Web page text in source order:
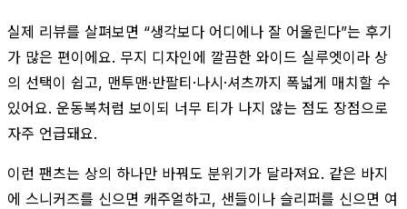
실제 리뷰를 살펴보면 “생각보다 어디에나 잘 어울린다”는 후기
가 많은 편이에요. 무지 디자인에 깔끔한 와이드 실루엣이라 상
의 선택이 쉽고, 맨투맨·반팔티·나시·셔츠까지 폭넓게 매치할 수
있어요. 운동복처럼 보이되 너무 티가 나지 않는 점도 장점으로
자주 언급돼요.
이런 팬츠는 상의 하나만 바꿔도 분위기가 달라져요. 같은 바지
에 스니커즈를 신으면 캐주얼하고, 샌들이나 슬리퍼를 신으면 여